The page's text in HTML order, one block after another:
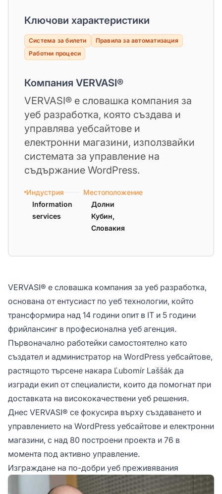
Ключови характеристики
Система за билети
Правила за автоматизация
Работни процеси
Компания VERVASI®
VERVASI® е словашка компания за
уеб разработка, която създава и
управлява уебсайтове и
електронни магазини, използвайки
системата за управление на
съдържание WordPress.
Индустрия
Information
services
Местоположение
Долни
Кубин,
Словакия
VERVASI® е словашка компания за уеб разработка,
основана от ентусиаст по уеб технологии, който
трансформира над 14 години опит в IT и 5 години
фрийлансинг в професионална уеб агенция.
Първоначално работейки самостоятелно като
създател и администратор на WordPress уебсайтове,
растящото търсене накара Ľubomír Laššák да
изгради екип от специалисти, които да помогнат при
доставката на висококачествени уеб решения.
Днес VERVASI® се фокусира върху създаването и
управлението на WordPress уебсайтове и електронни
магазини, с над 80 построени проекта и 76 в
момента под активно управление.
Изграждане на по-добри уеб преживявания